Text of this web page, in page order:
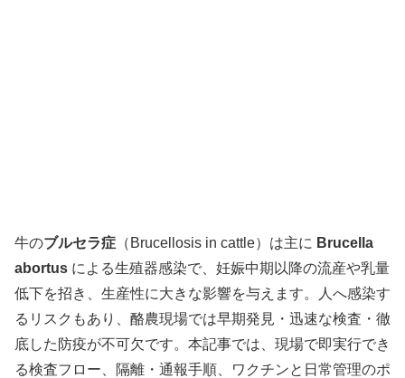
牛のブルセラ症 （Brucellosis in cattle）は主に Brucella
abortus による生殖器感染で、妊娠中期以降の流産や乳量
低下を招き、生産性に大きな影響を与えます。人へ感染す
るリスクもあり、酪農現場では早期発見・迅速な検査・徹
底した防疫が不可欠です。本記事では、現場で即実行でき
る検査フロー、隔離・通報手順、ワクチンと日常管理のポ